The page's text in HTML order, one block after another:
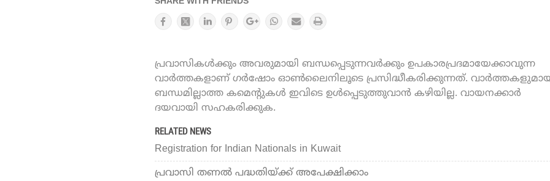
പ്രവാസികൾക്കും അവരുമായി ബന്ധപ്പെടുന്നവർക്കും ഉപകാരപ്രദമായേക്കാവുന്ന
വാർത്തകളാണ് ഗർഷോം ഓൺലൈനിലൂടെ പ്രസിദ്ധീകരിക്കുന്നത്.
ബന്ധമില്ലാത്ത കമെന്റുകൾ ഇവിടെ ഉൾപ്പെടുത്തുവാൻ കഴിയില്ല. വായനക്കാർ
ദയവായി സഹകരിക്കുക.
RELATED NEWS
Registration for Indian Nationals in Kuwait
പ്രവാസി തണൽ പദ്ധതിയ്ക്ക് അപേക്ഷിക്കാം